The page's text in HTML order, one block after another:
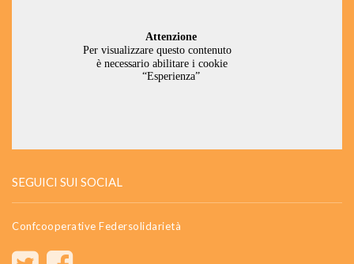
SEGUICI SUI SOCIAL
Confcooperative Federsolidarietà